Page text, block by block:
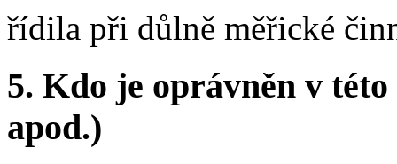
řídila při důlně měřické
5. Kdo je oprávněn v
apod.)